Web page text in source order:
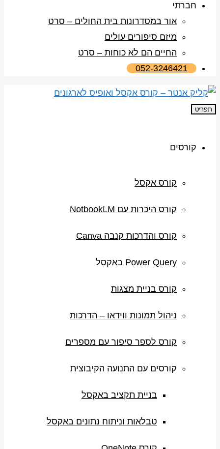
חברתי
אור במסדרונות בית החולים – סרט
מיזם סיפורים עולים
החיים הם לא כוחות – סרט
052-3246421
תפריט
קורסים
קורס אקסל
קורס היכרות עם NotbookLM
קורס והדרכות קנבה Canva
Power Query באקסל
קורס בניית מצגות
ניהול תמונות ווידאו – הדרכות
קורס לספר סיפור עם מספרים
קורסים עם התנועה הקיבוצית
בניית תקציב באקסל
טבלאות וניתוח נתונים באקסל